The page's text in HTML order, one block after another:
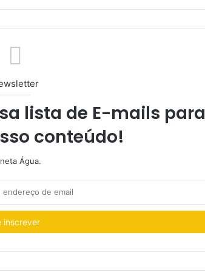
lista de E-mails para
conteúdo!
Água.